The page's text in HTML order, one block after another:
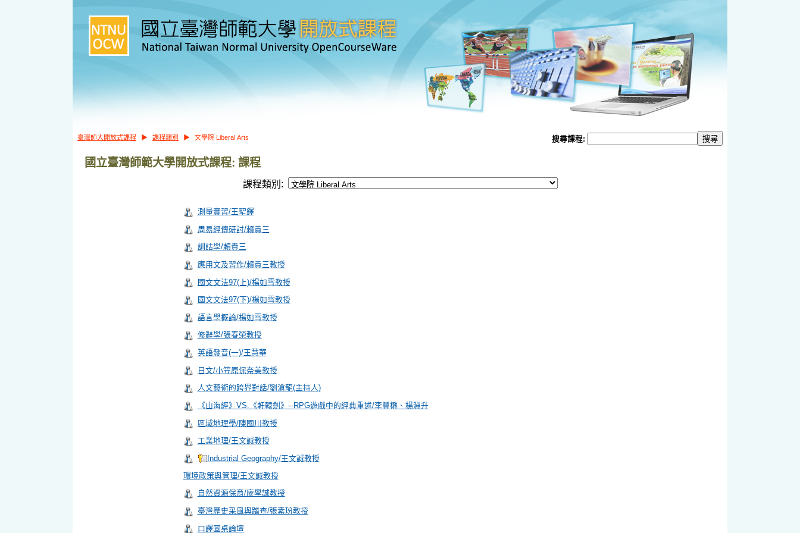
臺灣師大開放式課程 ▶ 課程類別 ▶ 文學院 Liberal Arts 搜尋課程:
國立臺灣師範大學開放式課程: 課程
課程類別:
測量實習/王聖鐸
周易經傳研討/賴貴三
訓詁學/賴貴三
應用文及習作/賴貴三教授
國文文法97(上)/楊如雪教授
國文文法97(下)/楊如雪教授
語言學概論/楊如雪教授
修辭學/張春榮教授
英語發音(一)/王慧華
日文/小笠原保奈美教授
人文藝術的跨界對話/劉滄龍(主持人)
《山海經》VS.《軒轅劍》─RPG遊戲中的經典重述/李豐楙、楊淵升
區域地理學/陳國川教授
工業地理/王文誠教授
Industrial Geography/王文誠教授
環境政策與管理/王文誠教授
自然資源保育/廖學誠教授
臺灣歷史采風與踏查/張素玢教授
口譯圓桌論壇